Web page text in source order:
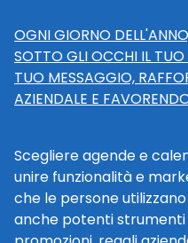
OGNI GIORNO
SOTTO GLI OCCHI IL
TUO MESSAGGIO,
AZIENDALE E
Scegliere agende e
unire funzionalità e
che le persone
anche potenti strumenti